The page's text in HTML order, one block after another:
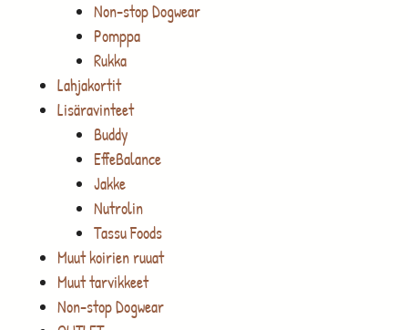
Non-stop Dogwear
Pomppa
Rukka
Lahjakortit
Lisäravinteet
Buddy
EffeBalance
Jakke
Nutrolin
Tassu Foods
Muut koirien ruuat
Muut tarvikkeet
Non-stop Dogwear